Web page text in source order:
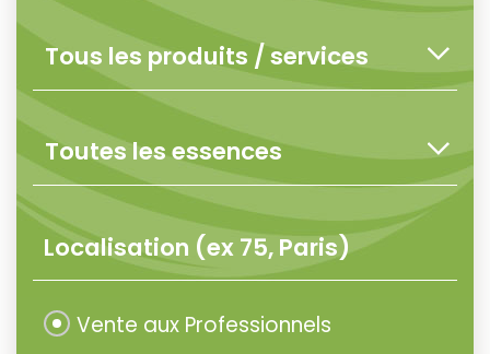
Vente aux Professionnels